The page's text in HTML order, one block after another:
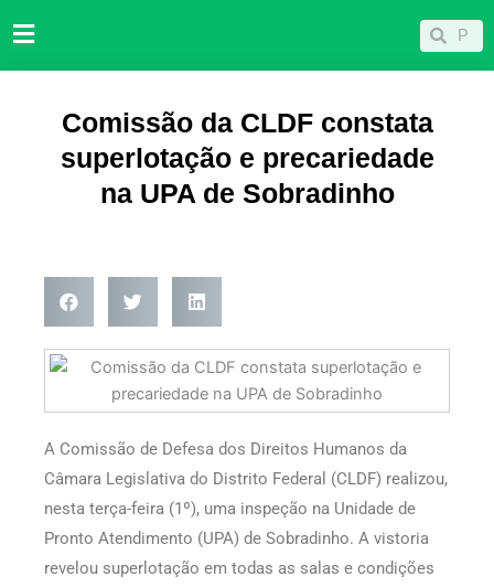
para
Pesquisar
Comissão da CLDF constata
superlotação e precariedade
na UPA de Sobradinho
A Comissão de Defesa dos Direitos Humanos da
Câmara Legislativa do Distrito Federal (CLDF) realizou,
nesta terça-feira (1º), uma inspeção na Unidade de
Pronto Atendimento (UPA) de Sobradinho. A vistoria
revelou superlotação em todas as salas e condições